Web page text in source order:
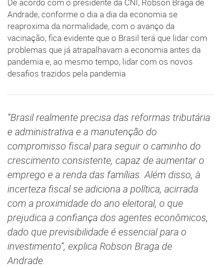
De acordo com o presidente da CNI, Robson Braga de
Andrade, conforme o dia a dia da economia se
reaproxima da normalidade, com o avanço da
vacinação, fica evidente que o Brasil terá que lidar com
problemas que já atrapalhavam a economia antes da
pandemia e, ao mesmo tempo, lidar com os novos
desafios trazidos pela pandemia
“Brasil realmente precisa das reformas tributária
e administrativa e a manutenção do
compromisso fiscal para seguir o caminho do
crescimento consistente, capaz de aumentar o
emprego e a renda das famílias. Além disso, à
incerteza fiscal se adiciona a política, acirrada
com a proximidade do ano eleitoral, o que
prejudica a confiança dos agentes econômicos,
dado que previsibilidade é essencial para o
investimento”, explica Robson Braga de
Andrade.